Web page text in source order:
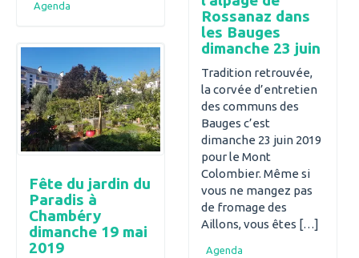
Agenda
Rossanaz dans
les Bauges
dimanche 23 juin
Tradition retrouvée,
la corvée d’entretien
des communs des
Bauges c’est
dimanche 23 juin 2019
pour le Mont
Colombier. Même si
vous ne mangez pas
de fromage des
Aillons, vous êtes […]
Agenda
Fête du jardin du
Paradis à
Chambéry
dimanche 19 mai
2019